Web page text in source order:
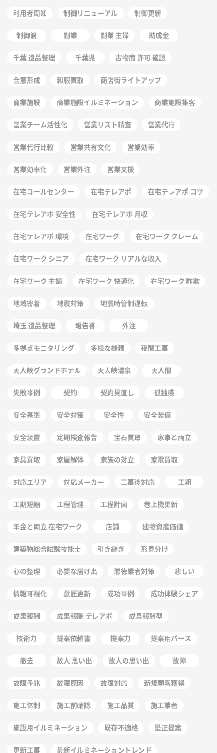
利用者周知 制御リニューアル 制御更新
制御盤 副業 副業 主婦 助成金
千葉 遺品整理 千葉県 古物商 許可 確認
合意形成 和服買取 商店街ライトアップ
商業施設 商業施設イルミネーション 商業施設集客
営業チーム活性化 営業リスト精査 営業代行
営業代行比較 営業共有文化 営業効率
営業効率化 営業外注 営業支援
在宅コールセンター 在宅テレアポ 在宅テレアポ コツ
在宅テレアポ 安全性 在宅テレアポ 月収
在宅テレアポ 環境 在宅ワーク 在宅ワーク クレーム
在宅ワーク シニア 在宅ワーク リアルな収入
在宅ワーク 主婦 在宅ワーク 快適化 在宅ワーク 詐欺
地域密着 地震対策 地震時管制運転
埼玉 遺品整理 報告書 外注
多拠点モニタリング 多様な機種 夜間工事
天人峡グランドホテル 天人峡温泉 天人閣
失敗事例 契約 契約見直し 孤独感
安全基準 安全対策 安全性 安全装備
安全装置 定期検査報告 宝石買取 家事と両立
家具買取 家屋解体 家族の対立 家電買取
対応エリア 対応メーカー 工事後対応 工期
工期短縮 工程管理 工程計画 巻上機更新
年金と両立 在宅ワーク 店舗 建物資産価値
建築物総合試験技能士 引き継ぎ 形見分け
心の整理 必要な届け出 悪徳業者対策 悲しい
情報可視化 意匠更新 成功事例 成功体験シェア
成果報酬 成果報酬 テレアポ 成果報酬型
技術力 提案依頼書 提案力 提案用パース
撤去 故人 思い出 故人の思い出 故障
故障予兆 故障原因 故障対応 新規顧客獲得
施工体制 施工前確認 施工品質 施工業者
施設用イルミネーション 既存不適格 是正提案
更新工事 最新イルミネーショントレンド